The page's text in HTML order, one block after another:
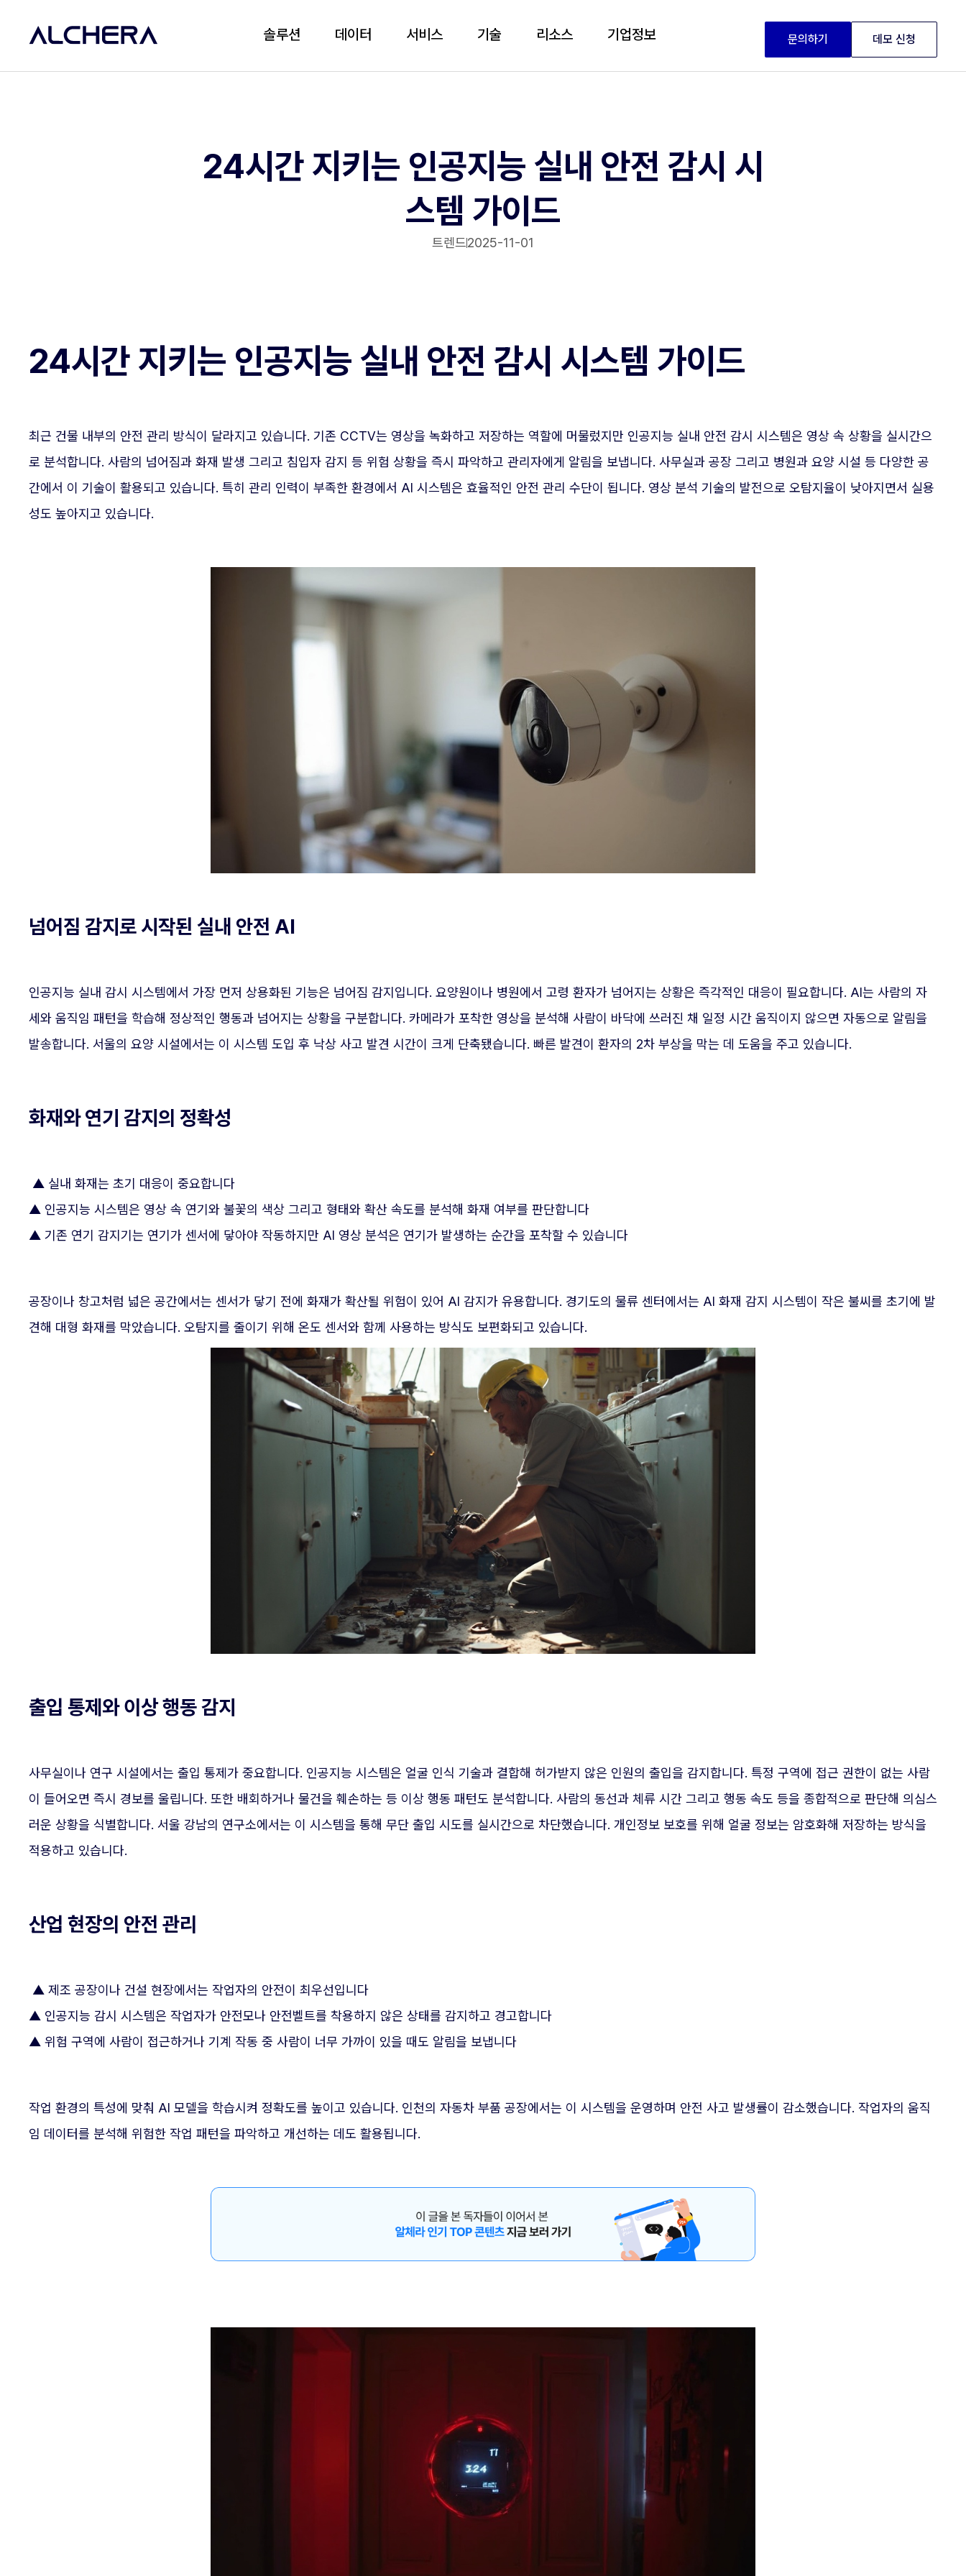
솔루션 데이터 서비스 기술 리소스 기업정보 문의하기 데모 신청
24시간 지키는 인공지능 실내 안전 감시 시
스템 가이드
트렌드2025-11-01
24시간 지키는 인공지능 실내 안전 감시 시스템 가이드
최근 건물 내부의 안전 관리 방식이 달라지고 있습니다. 기존 CCTV는 영상을 녹화하고 저장하는 역할에 머물렀지만 인공지능 실내 안전 감시 시스템은 영상 속 상황을 실시간으
로 분석합니다. 사람의 넘어짐과 화재 발생 그리고 침입자 감지 등 위험 상황을 즉시 파악하고 관리자에게 알림을 보냅니다. 사무실과 공장 그리고 병원과 요양 시설 등 다양한 공
간에서 이 기술이 활용되고 있습니다. 특히 관리 인력이 부족한 환경에서 AI 시스템은 효율적인 안전 관리 수단이 됩니다. 영상 분석 기술의 발전으로 오탐지율이 낮아지면서 실용
성도 높아지고 있습니다.
넘어짐 감지로 시작된 실내 안전 AI
인공지능 실내 감시 시스템에서 가장 먼저 상용화된 기능은 넘어짐 감지입니다. 요양원이나 병원에서 고령 환자가 넘어지는 상황은 즉각적인 대응이 필요합니다. AI는 사람의 자
세와 움직임 패턴을 학습해 정상적인 행동과 넘어지는 상황을 구분합니다. 카메라가 포착한 영상을 분석해 사람이 바닥에 쓰러진 채 일정 시간 움직이지 않으면 자동으로 알림을
발송합니다. 서울의 요양 시설에서는 이 시스템 도입 후 낙상 사고 발견 시간이 크게 단축됐습니다. 빠른 발견이 환자의 2차 부상을 막는 데 도움을 주고 있습니다.
화재와 연기 감지의 정확성
▲ 실내 화재는 초기 대응이 중요합니다
▲ 인공지능 시스템은 영상 속 연기와 불꽃의 색상 그리고 형태와 확산 속도를 분석해 화재 여부를 판단합니다
▲ 기존 연기 감지기는 연기가 센서에 닿아야 작동하지만 AI 영상 분석은 연기가 발생하는 순간을 포착할 수 있습니다
공장이나 창고처럼 넓은 공간에서는 센서가 닿기 전에 화재가 확산될 위험이 있어 AI 감지가 유용합니다. 경기도의 물류 센터에서는 AI 화재 감지 시스템이 작은 불씨를 초기에 발
견해 대형 화재를 막았습니다. 오탐지를 줄이기 위해 온도 센서와 함께 사용하는 방식도 보편화되고 있습니다.
출입 통제와 이상 행동 감지
사무실이나 연구 시설에서는 출입 통제가 중요합니다. 인공지능 시스템은 얼굴 인식 기술과 결합해 허가받지 않은 인원의 출입을 감지합니다. 특정 구역에 접근 권한이 없는 사람
이 들어오면 즉시 경보를 울립니다. 또한 배회하거나 물건을 훼손하는 등 이상 행동 패턴도 분석합니다. 사람의 동선과 체류 시간 그리고 행동 속도 등을 종합적으로 판단해 의심스
러운 상황을 식별합니다. 서울 강남의 연구소에서는 이 시스템을 통해 무단 출입 시도를 실시간으로 차단했습니다. 개인정보 보호를 위해 얼굴 정보는 암호화해 저장하는 방식을
적용하고 있습니다.
산업 현장의 안전 관리
▲ 제조 공장이나 건설 현장에서는 작업자의 안전이 최우선입니다
▲ 인공지능 감시 시스템은 작업자가 안전모나 안전벨트를 착용하지 않은 상태를 감지하고 경고합니다
▲ 위험 구역에 사람이 접근하거나 기계 작동 중 사람이 너무 가까이 있을 때도 알림을 보냅니다
작업 환경의 특성에 맞춰 AI 모델을 학습시켜 정확도를 높이고 있습니다. 인천의 자동차 부품 공장에서는 이 시스템을 운영하며 안전 사고 발생률이 감소했습니다. 작업자의 움직
임 데이터를 분석해 위험한 작업 패턴을 파악하고 개선하는 데도 활용됩니다.